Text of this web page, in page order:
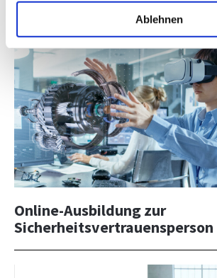
Ablehnen
nur dann gut, wenn sie
Online-Ausbildung zur
Sicherheitsvertrauensperson